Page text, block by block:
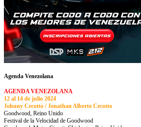
Agenda Venezolana
AGENDA VENEZOLANA
12 al 14 de julio 2024
Johnny Cecotto / Jonathan Alberto Cecotto
Goodwood, Reino Unido
Festival de la Velocidad de Goodwood